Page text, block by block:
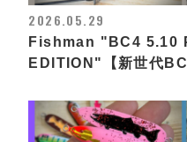
2026.05.29
Fishman "BC4 5.10
EDITION"【新世代